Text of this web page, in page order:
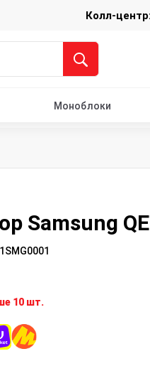
Колл-центр:
Моноблоки
Samsung
10 шт.